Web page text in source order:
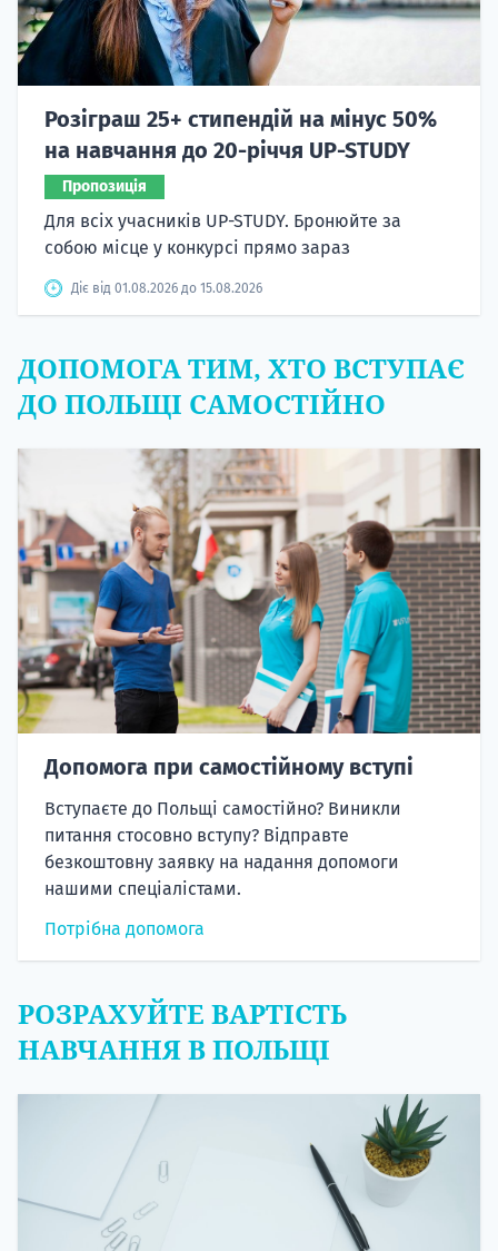
Розіграш 25+ стипендій на мінус 50%
на навчання до 20-річчя UP-STUDY
Пропозиція
Для всіх учасників UP-STUDY. Бронюйте за
собою місце у конкурсі прямо зараз
Діє від 01.08.2026 до 15.08.2026
ДОПОМОГА ТИМ, ХТО ВСТУПАЄ
ДО ПОЛЬЩІ САМОСТІЙНО
Допомога при самостійному вступі
Вступаєте до Польщі самостійно? Виникли
питання стосовно вступу? Відправте
безкоштовну заявку на надання допомоги
нашими спеціалістами.
Потрібна допомога
РОЗРАХУЙТЕ ВАРТІСТЬ
НАВЧАННЯ В ПОЛЬЩІ